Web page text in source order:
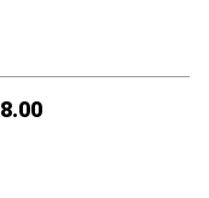
8.00